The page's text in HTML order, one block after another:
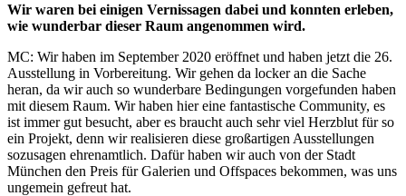
Wir waren bei einigen Vernissagen dabei und konnten erleben,
wie wunderbar dieser Raum angenommen wird.
MC: Wir haben im September 2020 eröffnet und haben jetzt die 26.
Ausstellung in Vorbereitung. Wir gehen da locker an die Sache
heran, da wir auch so wunderbare Bedingungen vorgefunden haben
mit diesem Raum. Wir haben hier eine fantastische Community, es
ist immer gut besucht, aber es braucht auch sehr viel Herzblut für so
ein Projekt, denn wir realisieren diese großartigen Ausstellungen
sozusagen ehrenamtlich. Dafür haben wir auch von der Stadt
München den Preis für Galerien und Offspaces bekommen, was uns
ungemein gefreut hat.